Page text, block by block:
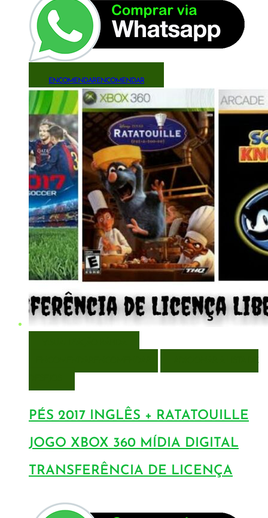
ENCOMENDARENCOMENDAR
PÉS 2017 INGLÊS + RATATOUILLE
JOGO XBOX 360 MÍDIA DIGITAL
TRANSFERÊNCIA DE LICENÇA